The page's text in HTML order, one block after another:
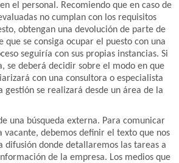
el personal. Recomiendo que en caso de
no cumplan con los requisitos
obtengan una devolución de parte de
que se consiga ocupar el puesto con una
seguiría con sus propias instancias. Si
se deberá decidir sobre el modo en que
con una consultora o especialista
gestión se realizará desde un área de la
una búsqueda externa. Para comunicar
vacante, debemos definir el texto que nos
difusión donde detallaremos las tareas a
de la empresa. Los medios que